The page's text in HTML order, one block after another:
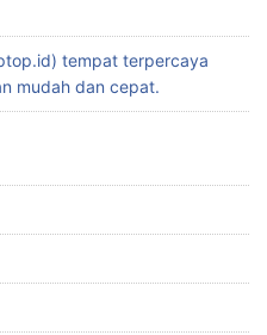
tempat terpercaya
mudah dan cepat.